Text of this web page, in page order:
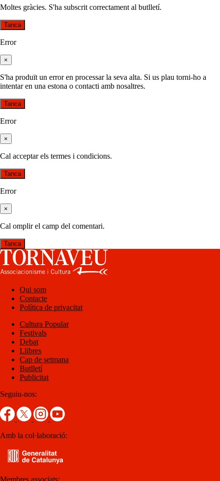
Moltes gràcies. S'ha subscrit correctament al butlletí.
Tanca
Error
×
S'ha produït un error en processar la seva alta. Si us plau torni-ho a
intentar en una estona o contacti amb nosaltres.
Tanca
Error
×
Cal acceptar els termes i condicions.
Tanca
Error
×
Cal omplir el camp del comentari.
Tanca
Qui som
Contacte
Política de privacitat
Cultura Popular
Festivals
Debat
Llibres
Cap de setmana
Butlletí
Publicitat
Seguiu-nos:
Amb la col·laboració: